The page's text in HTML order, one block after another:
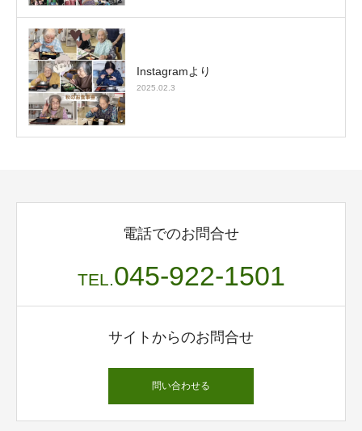
Instagramより
2025.02.3
電話でのお問合せ
TEL.045-922-1501
サイトからのお問合せ
問い合わせる